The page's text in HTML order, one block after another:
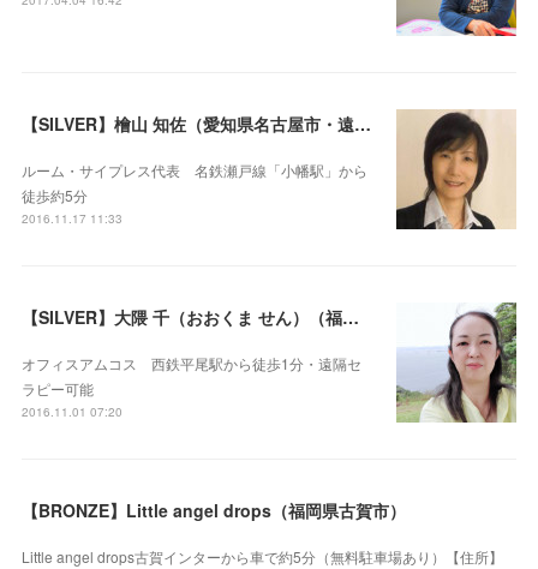
【SILVER】檜山 知佐（愛知県名古屋市・遠隔セラピー可）
ルーム・サイプレス代表 名鉄瀬戸線「小幡駅」から
徒歩約5分
2016.11.17 11:33
【SILVER】大隈 千（おおくま せん）（福岡市・遠隔セラピー可）
オフィスアムコス 西鉄平尾駅から徒歩1分・遠隔セ
ラピー可能
2016.11.01 07:20
【BRONZE】Little angel drops（福岡県古賀市）
Little angel drops古賀インターから車で約5分（無料駐車場あり）【住所】